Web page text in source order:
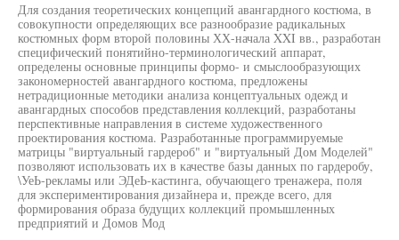
Для создания теоретических концепций авангардного костюма, в
совокупности определяющих все разнообразие радикальных
костюмных форм второй половины ХХ-начала XXI вв., разработан
специфический понятийно-терминологический аппарат,
определены основные принципы формо- и смыслообразующих
закономерностей авангардного костюма, предложены
нетрадиционные методики анализа концептуальных одежд и
авангардных способов представления коллекций, разработаны
перспективные направления в системе художественного
проектирования костюма. Разработанные программируемые
матрицы "виртуальный гардероб" и "виртуальный Дом Моделей"
позволяют использовать их в качестве базы данных по гардеробу,
\УеЬ-рекламы или ЭДеЬ-кастинга, обучающего тренажера, поля
для экспериментирования дизайнера и, прежде всего, для
формирования образа будущих коллекций промышленных
предприятий и Домов Мод